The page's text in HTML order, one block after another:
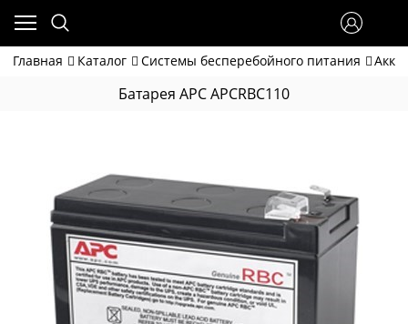
Главная Каталог Системы бесперебойного питания
Батарея APC APCRBC110